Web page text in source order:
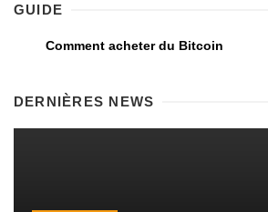
GUIDE
Comment acheter du Bitcoin
DERNIÈRES NEWS